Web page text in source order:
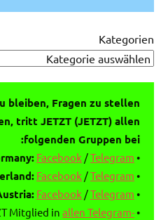
Kategorien
bleiben, Fragen zu stellen
tritt JETZT (JETZT) allen
folgenden Gruppen bei:
•
Facebook /Telegram
•
Facebook /Telegram
•
Facebook /Telegram
•
Mitglied in allen Telegram-